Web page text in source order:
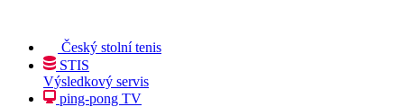
Český stolní tenis
STIS
Výsledkový servis
ping-pong TV